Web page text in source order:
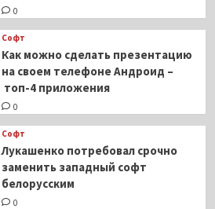
0
Софт
Как можно сделать презентацию
на своем телефоне Андроид –
топ-4 приложения
0
Софт
Лукашенко потребовал срочно
заменить западный софт
белорусским
0